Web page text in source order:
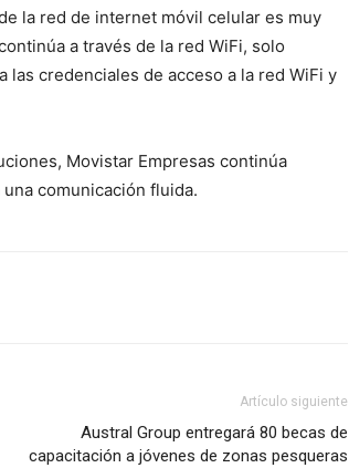
la red de internet móvil celular es muy
a través de la red WiFi, solo
credenciales de acceso a la red WiFi y
Movistar Empresas continúa
comunicación fluida.
Artículo siguiente
Austral Group entregará 80 becas de
capacitación a jóvenes de zonas pesqueras